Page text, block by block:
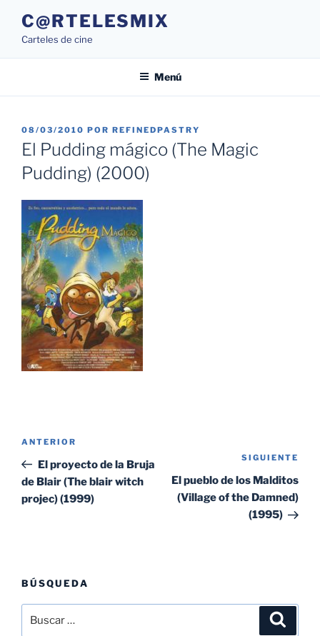
contenido
C@RTELESMIX
Carteles de cine
Menú
PUBLICADO
EL
08/03/2010 POR REFINEDPASTRY
El Pudding mágico (The Magic
Pudding) (2000)
entradas
Entrada
anterior:
ANTERIOR
El proyecto de la Bruja
de Blair (The blair witch
projec) (1999)
SIGUIENTE
El pueblo de los Malditos
(Village of the Damned)
(1995)
BÚSQUEDA
por: